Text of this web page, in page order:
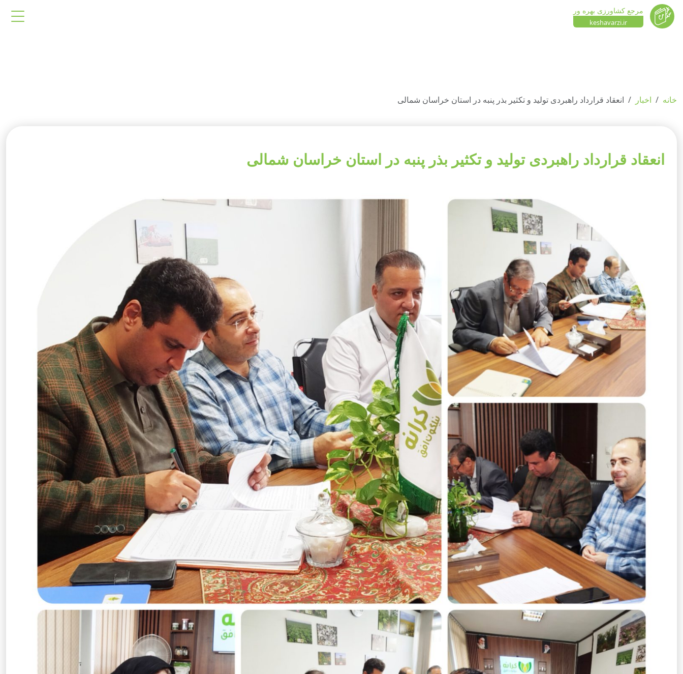
مرجع کشاورزی بهره ور
keshavarzi.ir
خانه اخبار انعقاد قرارداد راهبردی تولید و تکثیر بذر پنبه در استان خراسان شمالی
انعقاد قرارداد راهبردی تولید و تکثیر بذر پنبه در استان خراسان شمالی